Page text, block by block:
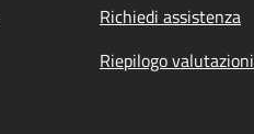
Richiedi assistenza
Riepilogo valutazioni